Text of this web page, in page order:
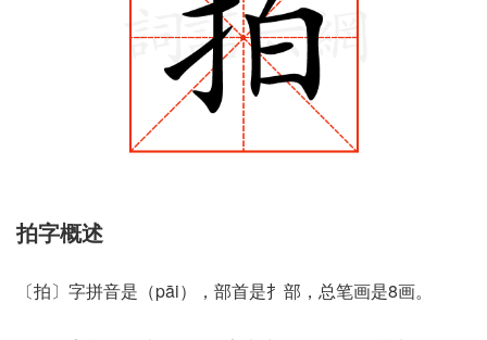
拍字概述
〔拍〕字拼音是（pāi），部首是扌部，总笔画是8画。